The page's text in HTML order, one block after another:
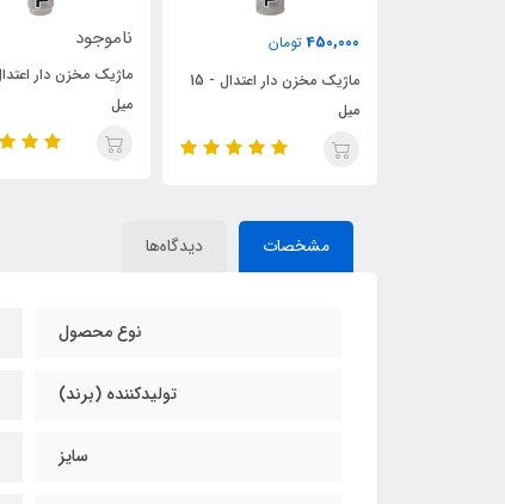
ناموجود
ماژیک مخزن‏ دار اعتدال - 10
میل
130,000 تومان
ماژیک اعتدال 600 سورمه‌ای
مشخصات دیدگاه‌ها
نوع محصول
تولیدکننده (برند)
سایز